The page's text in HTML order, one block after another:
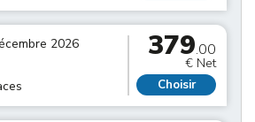
2026
379.00
€ Net
Choisir